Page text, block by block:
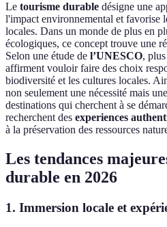
Le tourisme durable désigne une
l'impact environnemental et favorise
locales. Dans un monde de plus en
écologiques, ce concept trouve une
Selon une étude de l’UNESCO,
affirment vouloir faire des choix
biodiversité et les cultures locales.
non seulement une nécessité mais une
destinations qui cherchent à se
recherchent des experiences
à la préservation des ressources
Les tendances
durable en 2026
1. Immersion locale et